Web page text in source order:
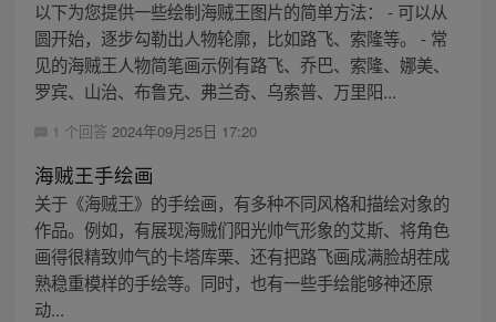
以下为您提供一些绘制海贼王图片的简单方法： - 可以从
圆开始，逐步勾勒出人物轮廓，比如路飞、索隆等。 - 常
见的海贼王人物简笔画示例有路飞、乔巴、索隆、娜美、
罗宾、山治、布鲁克、弗兰奇、乌索普、万里阳...
1 个回答 2024年09月25日 17:20
海贼王手绘画
关于《海贼王》的手绘画，有多种不同风格和描绘对象的
作品。例如，有展现海贼们阳光帅气形象的艾斯、将角色
画得很精致帅气的卡塔库栗、还有把路飞画成满脸胡茬成
熟稳重模样的手绘等。同时，也有一些手绘能够神还原
动...